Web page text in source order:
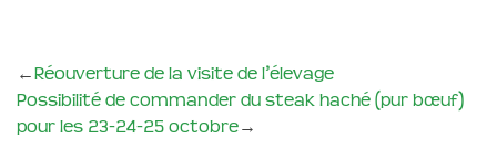
←Réouverture de la visite de l’élevage
Possibilité de commander du steak haché (pur bœuf)
pour les 23-24-25 octobre→